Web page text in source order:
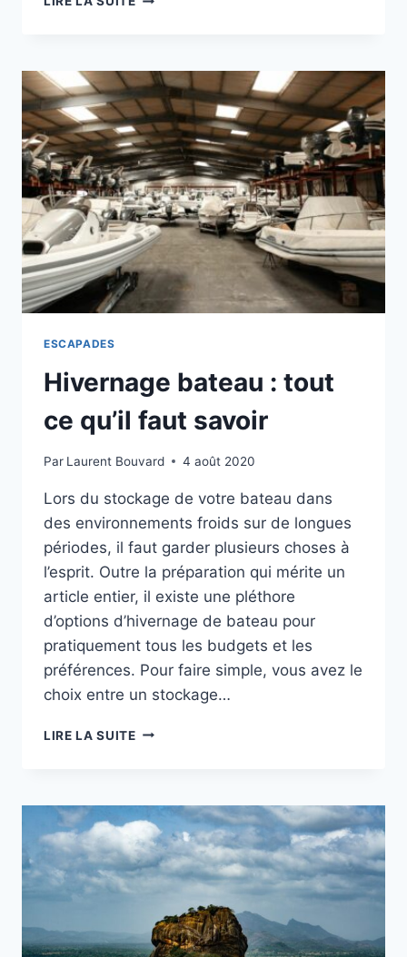
:
UNE
EXPÉRIENCE
INOUBLIABLE
ESCAPADES
Hivernage bateau : tout
ce qu’il faut savoir
Par Laurent Bouvard 4 août 2020
Lors du stockage de votre bateau dans
des environnements froids sur de longues
périodes, il faut garder plusieurs choses à
l’esprit. Outre la préparation qui mérite un
article entier, il existe une pléthore
d’options d’hivernage de bateau pour
pratiquement tous les budgets et les
préférences. Pour faire simple, vous avez le
choix entre un stockage…
LIRE LA SUITEHIVERNAGE
CE
QU’IL
FAUT
SAVOIR